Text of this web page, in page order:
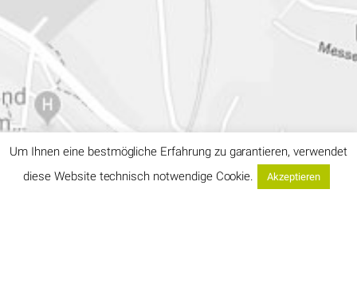
Um Ihnen eine bestmögliche Erfahrung zu garantieren, verwendet
diese Website technisch notwendige Cookie.
Akzeptieren